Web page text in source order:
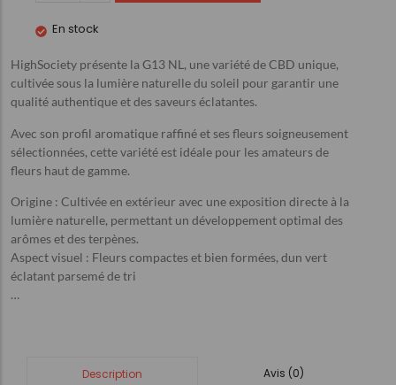
En stock
HighSociety présente la G13 NL, une variété de CBD unique,
cultivée sous la lumière naturelle du soleil pour garantir une
qualité authentique et des saveurs éclatantes.
Avec son profil aromatique raffiné et ses fleurs soigneusement
sélectionnées, cette variété est idéale pour les amateurs de
fleurs haut de gamme.
Origine : Cultivée en extérieur avec une exposition directe à la
lumière naturelle, permettant un développement optimal des
arômes et des terpènes.
Aspect visuel : Fleurs compactes et bien formées, dun vert
éclatant parsemé de tri
…
Description Avis (0)